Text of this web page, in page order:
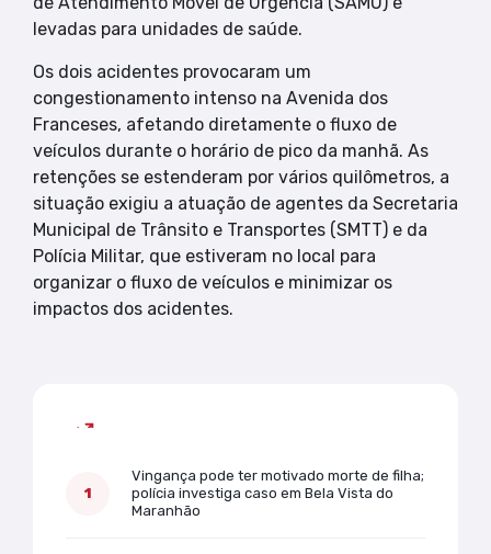
levadas para unidades de saúde.
Os dois acidentes provocaram um
congestionamento intenso na Avenida dos
Franceses, afetando diretamente o fluxo de
veículos durante o horário de pico da manhã. As
retenções se estenderam por vários quilômetros, a
situação exigiu a atuação de agentes da Secretaria
Municipal de Trânsito e Transportes (SMTT) e da
Polícia Militar, que estiveram no local para
organizar o fluxo de veículos e minimizar os
impactos dos acidentes.
Vingança pode ter motivado morte de filha;
polícia investiga caso em Bela Vista do
Maranhão